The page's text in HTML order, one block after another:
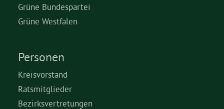
Grüne Bundespartei
Grüne Westfalen
Personen
Kreisvorstand
Ratsmitglieder
Bezirksvertretungen